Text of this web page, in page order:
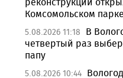
Комсомольском парке
5.08.2026 11:18
В
четвертый раз
папу
5.08.2026 10:44